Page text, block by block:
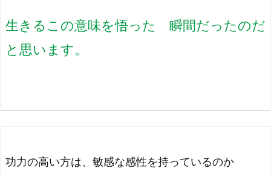
生きるこの意味を悟った 瞬間だったのだ
と思います。
功力の高い方は、敏感な感性を持っているのか